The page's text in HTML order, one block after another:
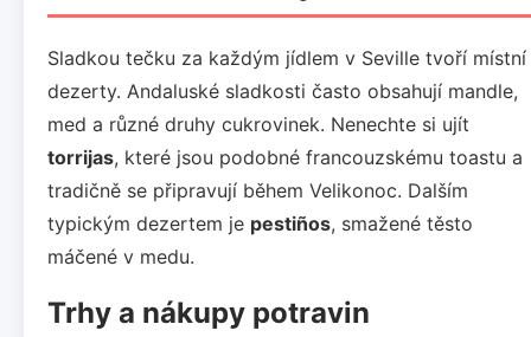
Sladkou tečku za každým jídlem v Seville tvoří místní
dezerty. Andaluské sladkosti často obsahují mandle,
med a různé druhy cukrovinek. Nenechte si ujít
torrijas, které jsou podobné francouzskému toastu a
tradičně se připravují během Velikonoc. Dalším
typickým dezertem je pestiños, smažené těsto
máčené v medu.
Trhy a nákupy potravin